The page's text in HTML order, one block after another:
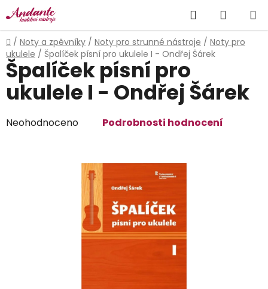
Přejít
na
obsah
Hledat
KOŠÍK
Domů
/ Noty a zpěvníky / Noty pro strunné nástroje / Noty pro
ukulele / Špalíček písní pro ukulele I - Ondřej Šárek
Špalíček písní pro
ukulele I - Ondřej Šárek
Průměrné
Neohodnoceno Podrobnosti hodnocení